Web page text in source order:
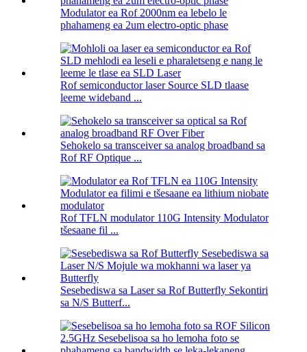
Modulator ea Rof 2000nm ea lebelo le
phahameng ea 2um electro-optic phase
Rof semiconductor laser Source SLD tlaase
leeme wideband ...
Sehokelo sa transceiver sa analog broadband sa
Rof RF Optique ...
Rof TFLN modulator 110G Intensity Modulator
tšesaane fil ...
Sesebediswa sa Laser sa Rof Butterfly Sekontiri
sa N/S Butterf...